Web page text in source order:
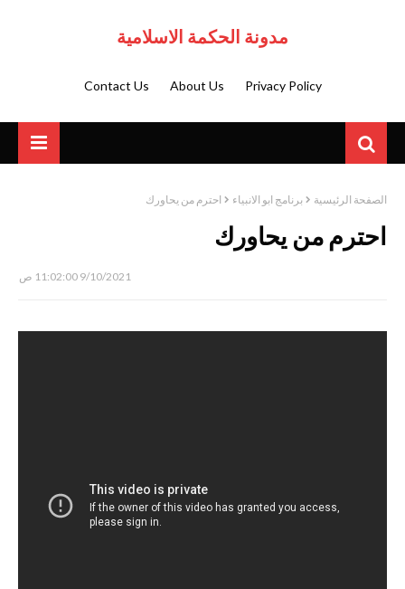
مدونة الحكمة الاسلامية
Privacy Policy
About Us
Contact Us
الصفحة الرئيسية برنامج ابو الانبياء احترم من يحاورك
احترم من يحاورك
9/10/2021 11:02:00 ص